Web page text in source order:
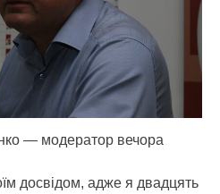
— модератор вечора
досвідом, адже я двадцять